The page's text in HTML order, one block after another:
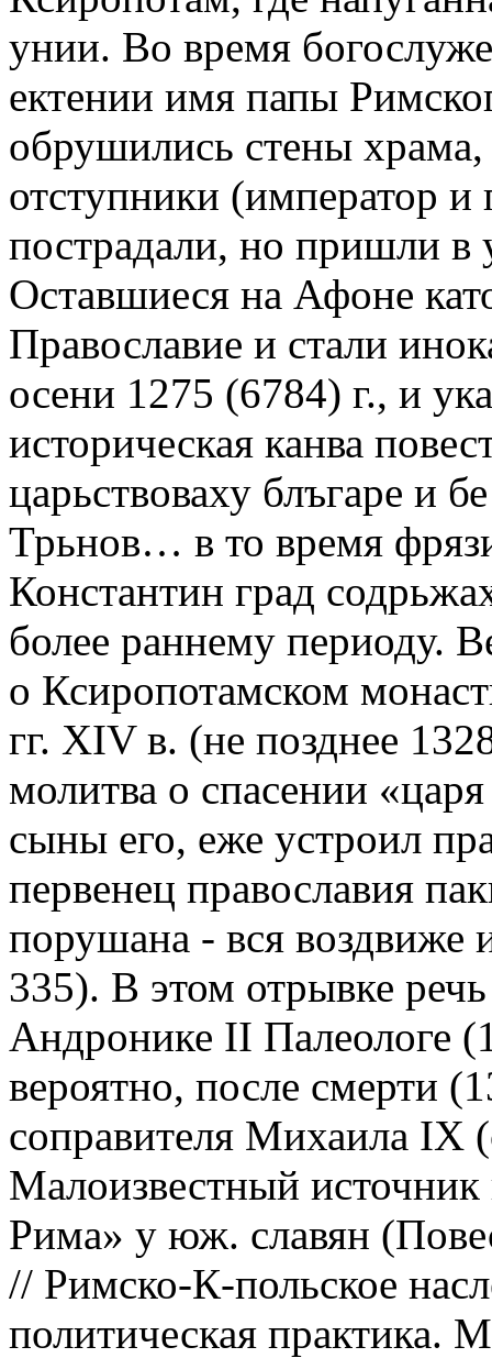
унии. Во время
ектении имя папы
обрушились стены
отступники (император и
пострадали, но пришли в
Оставшиеся на Афоне
Православие и стали
осени 1275 (6784) г., и
историческая канва
царьствоваху блъгаре и
Трьнов… в то время
Константин град
более раннему периоду.
о Ксиропотамском
гг. XIV в. (не позднее
молитва о спасении
сыны его, еже устроил
первенец православия
порушана - вся воздвиже
335). В этом отрывке
Андронике II Палеологе
вероятно, после смерти
соправителя Михаила IX
Малоизвестный
Рима» у юж. славян
// Римско-К-польское
политическая практика.